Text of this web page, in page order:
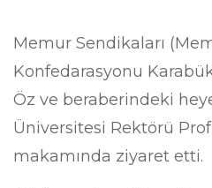
Memur Sendikaları
Konfedarasyonu
Öz ve beraberindeki
Üniversitesi Rektörü Prof.
makamında ziyaret etti.